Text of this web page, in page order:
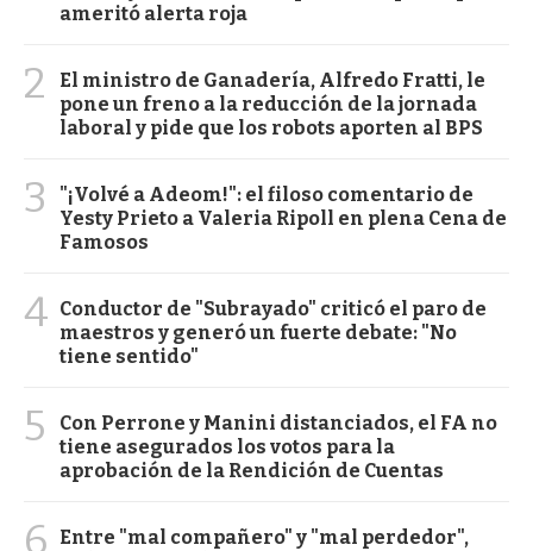
ameritó alerta roja
2
El ministro de Ganadería, Alfredo Fratti, le
pone un freno a la reducción de la jornada
laboral y pide que los robots aporten al BPS
3
"¡Volvé a Adeom!": el filoso comentario de
Yesty Prieto a Valeria Ripoll en plena Cena de
Famosos
4 Conductor de "Subrayado" criticó el paro de
maestros y generó un fuerte debate: "No
tiene sentido"
5
Con Perrone y Manini distanciados, el FA no
tiene asegurados los votos para la
aprobación de la Rendición de Cuentas
6
Entre "mal compañero" y "mal perdedor",